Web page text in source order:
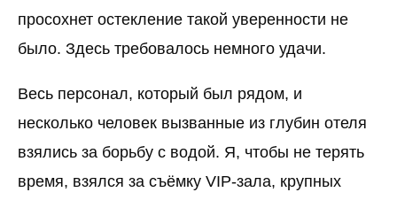
просохнет остекление такой уверенности не
было. Здесь требовалось немного удачи.
Весь персонал, который был рядом, и
несколько человек вызванные из глубин отеля
взялись за борьбу с водой. Я, чтобы не терять
время, взялся за съёмку VIP-зала, крупных